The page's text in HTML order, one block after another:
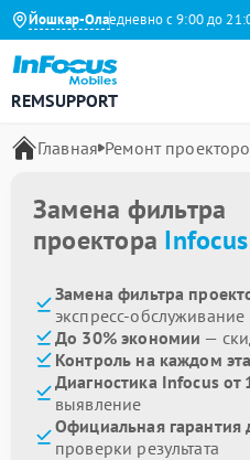
Йошкар-Ола
Яндекс Ежедневно с 9:00 до 21:00
REMSUPPORT
Главная Ремонт
Замена фильтра
проектора Infocus
Замена фильтра
экспресс-обслуживание
До 30% экономии —
Контроль на каждом
Диагностика Infocus от
выявление
Официальная гарантия
проверки результата